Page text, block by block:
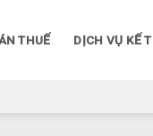
THUẾ DỊCH VỤ KẾ